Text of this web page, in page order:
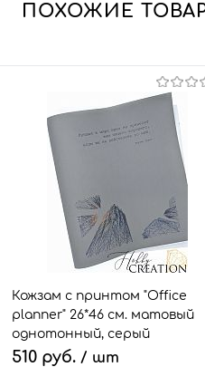
ПОХОЖИЕ
Кожзам с принтом "Office
planner" 26*46 см. матовый
однотонный, серый
510 руб. / шт